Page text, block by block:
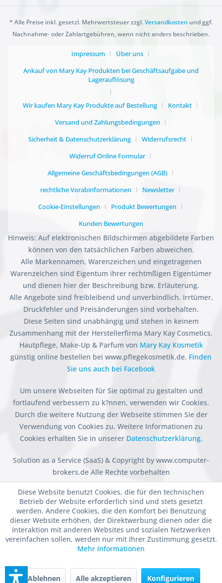
* Alle Preise inkl. gesetzl. Mehrwertsteuer zzgl.Versandkosten und ggf.
Nachnahme- oder Zahlartgebühren, wenn nicht anders beschrieben.
Impressum
Über uns
Ankauf von Mary Kay Produkten bei Geschäftsaufgabe und
Lagerauflösung
Wir kaufen Mary Kay Produkte auf Bestellung
Kontakt
Versand und Zahlungsbedingungen
Sicherheit & Datenschutzerklärung
Widerrufsrecht
Widerruf Online Formular
Allgemeine Geschäftsbedingungen (AGB)
rechtliche Vorabinformationen
Newsletter
Cookie-Einstellungen
Produkt Bewertungen
Kunden Bewertungen
Hinweis: Auf elektronischen Bildschirmen abgebildete Farben
können von den tatsächlichen Farben abweichen.
Alle Markennamen, Warenzeichen und eingetragenen
Warenzeichen sind Eigentum ihrer rechtmßigen Eigentümer
und dienen hier der Beschreibung bzw. Erläuterung.
Alle Angebote sind freibleibend und unverbindlich. Irrtümer,
Druckfehler und Preisänderungen sind vorbehalten.
Diese Seiten sind unabhängig und stehen in keinem
Zusammenhang mit der Herstellerfirma Mary Kay Cosmetics.
Hautpflege, Make-Up & Parfum von Mary Kay Kosmetik
günstig online bestellen bei www.pflegekosmetik.de. Finden
Sie uns auch bei Facebook
Um unsere Webseiten für Sie optimal zu gestalten und
fortlaufend verbessern zu k?nnen, verwenden wir Cookies.
Durch die weitere Nutzung der Webseite stimmen Sie der
Verwendung von Cookies zu. Weitere Informationen zu
Cookies erhalten Sie in unserer Datenschutzerklärung.
Solution as a Service (SaaS) & Copyright by www.computer-
brokers.de Alle Rechte vorbehalten
Diese Website benutzt Cookies, die für den technischen
Betrieb der Website erforderlich sind und stets gesetzt
werden. Andere Cookies, die den Komfort bei Benutzung
dieser Website erhöhen, der Direktwerbung dienen oder die
Interaktion mit anderen Websites und sozialen Netzwerken
vereinfachen sollen, werden nur mit Ihrer Zustimmung gesetzt.
Mehr Informationen
Ablehnen Alle akzeptieren Konfigurieren